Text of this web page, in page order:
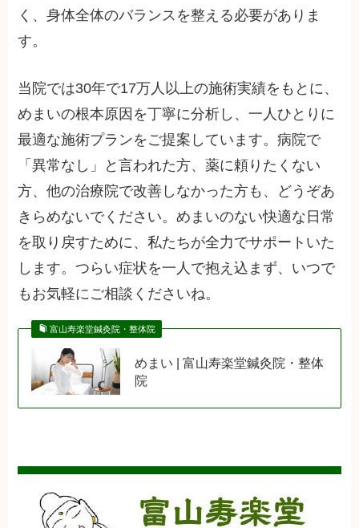
く、身体全体のバランスを整える必要がありま
す。
当院では30年で17万人以上の施術実績をもとに、
めまいの根本原因を丁寧に分析し、一人ひとりに
最適な施術プランをご提案しています。病院で
「異常なし」と言われた方、薬に頼りたくない
方、他の治療院で改善しなかった方も、どうぞあ
きらめないでください。めまいのない快適な日常
を取り戻すために、私たちが全力でサポートいた
します。つらい症状を一人で抱え込まず、いつで
もお気軽にご相談くださいね。
富山寿楽堂鍼灸院・整体院
めまい | 富山寿楽堂鍼灸院・整体
院